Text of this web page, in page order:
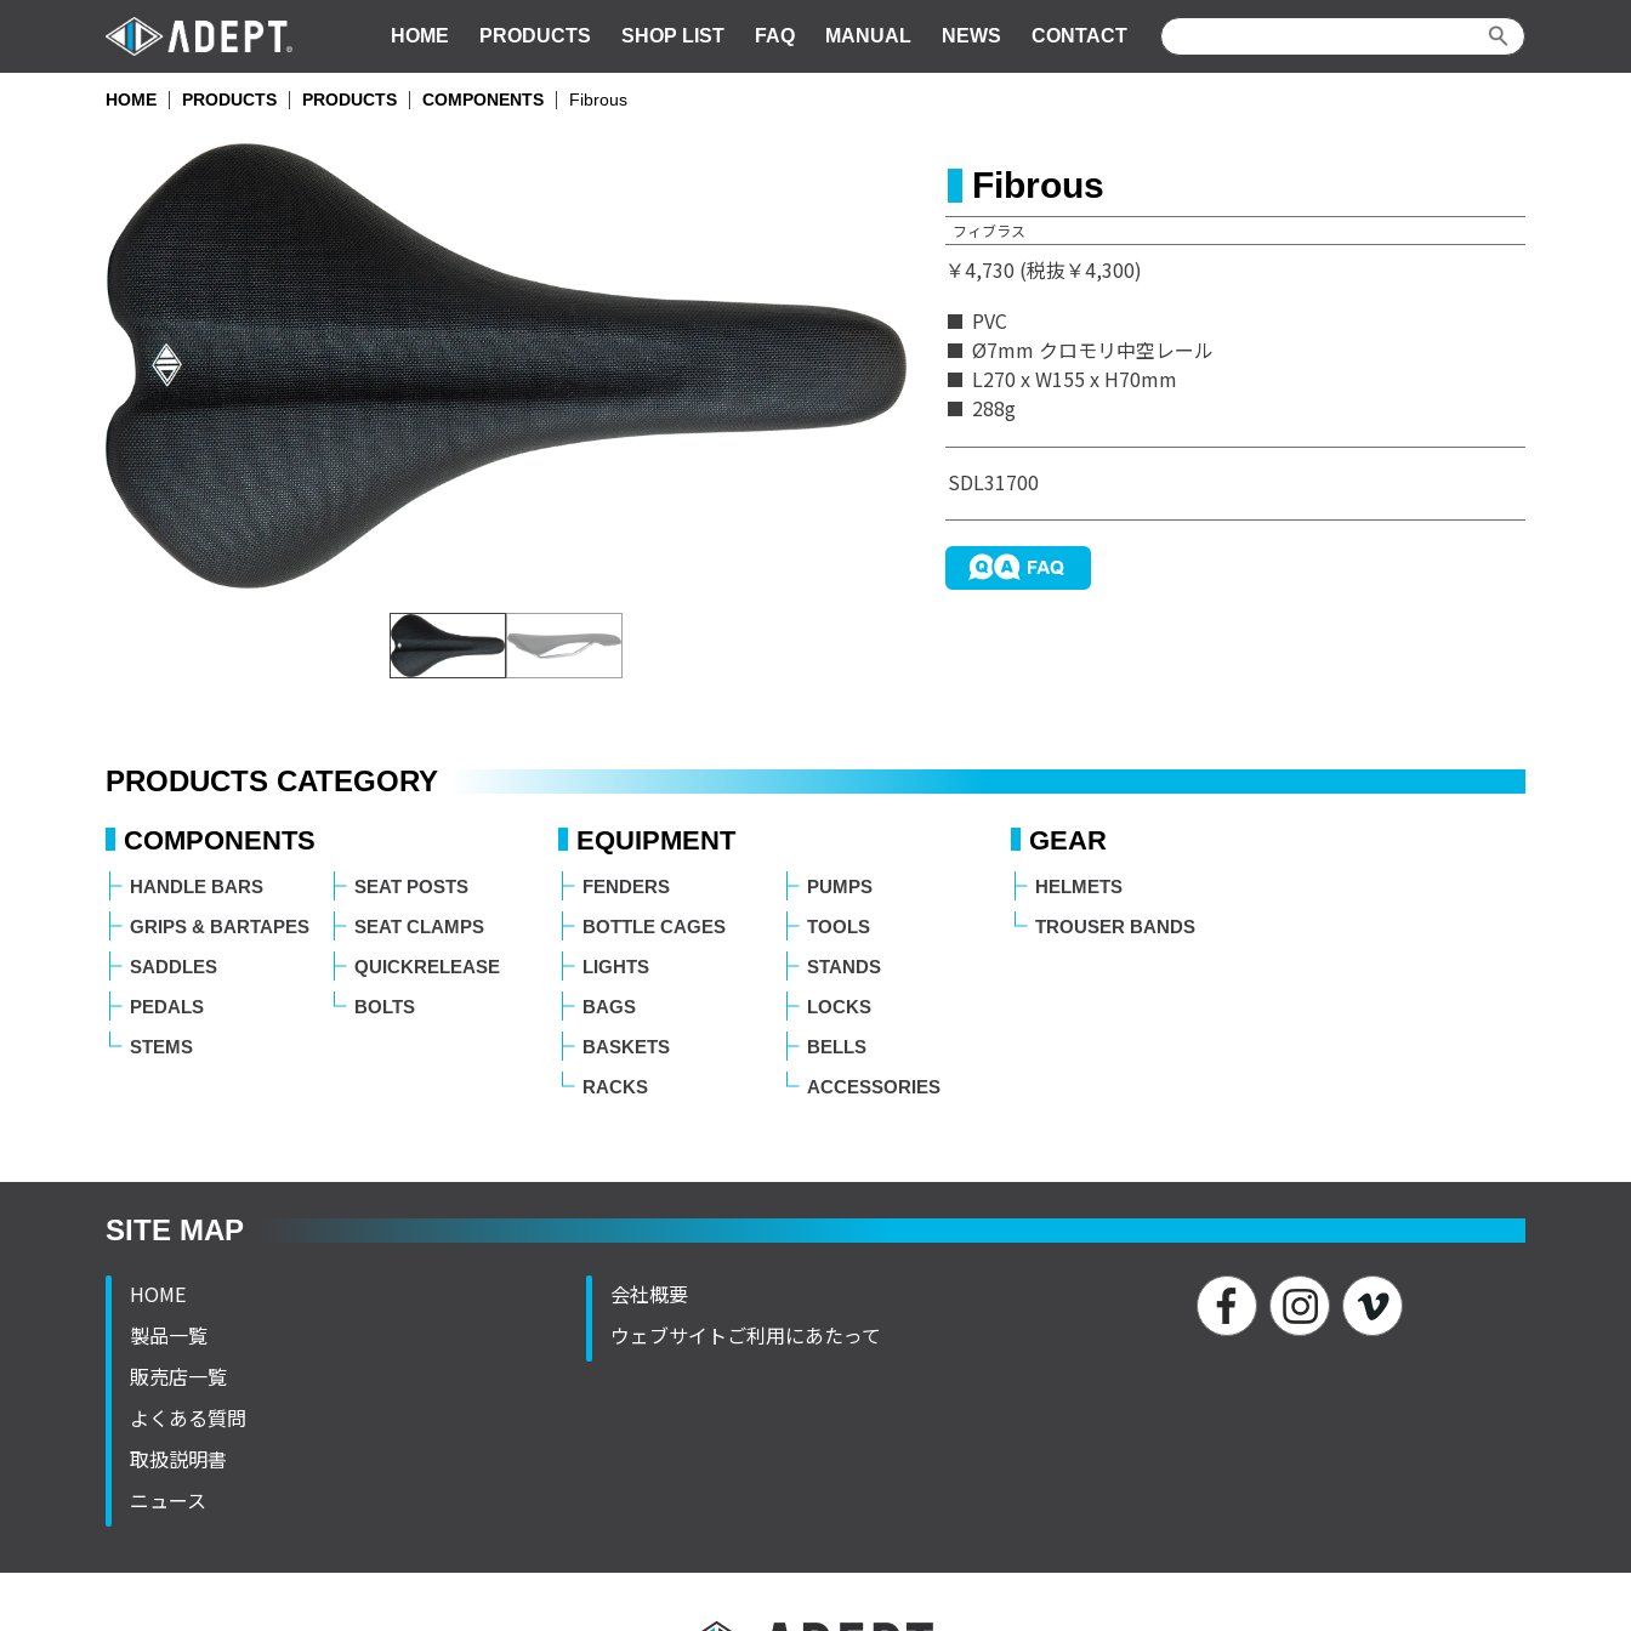
HOME PRODUCTS SHOP LIST FAQ MANUAL NEWS CONTACT
HOME PRODUCTS PRODUCTS COMPONENTS Fibrous
Fibrous
フィブラス
￥4,730 (税抜￥4,300)
PVC
Ø7mm クロモリ中空レール
L270 x W155 x H70mm
288g
SDL31700
PRODUCTS CATEGORY
COMPONENTS
HANDLE BARS
GRIPS & BARTAPES
SADDLES
PEDALS
STEMS
SEAT POSTS
SEAT CLAMPS
QUICKRELEASE
BOLTS
EQUIPMENT
FENDERS
BOTTLE CAGES
LIGHTS
BAGS
BASKETS
RACKS
PUMPS
TOOLS
STANDS
LOCKS
BELLS
ACCESSORIES
GEAR
HELMETS
TROUSER BANDS
SITE MAP
HOME
製品一覧
販売店一覧
よくある質問
取扱説明書
ニュース
会社概要
ウェブサイトご利用にあたって